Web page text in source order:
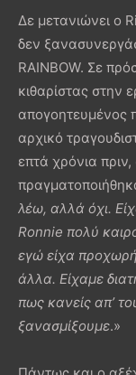
Δε μετανιώνει ο
δεν
RAINBOW. Σε
κιθαρίστας στην
απογοητευμένος
αρχικό
επτά χρόνια
λέω, αλλά όχι.
Ronnie πολύ
εγώ είχα
άλλα. Είχαμε
πως κανείς απ’
ξανασμίξουμε.»